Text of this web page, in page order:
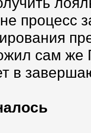
процесс
сам же
в